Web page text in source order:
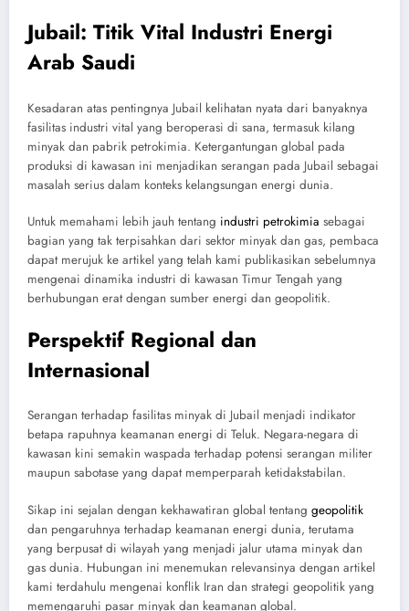
Jubail: Titik Vital Industri Energi
Arab Saudi
Kesadaran atas pentingnya Jubail kelihatan nyata dari banyaknya
fasilitas industri vital yang beroperasi di sana, termasuk kilang
minyak dan pabrik petrokimia. Ketergantungan global pada
produksi di kawasan ini menjadikan serangan pada Jubail sebagai
masalah serius dalam konteks kelangsungan energi dunia.
Untuk memahami lebih jauh tentang industri petrokimia sebagai
bagian yang tak terpisahkan dari sektor minyak dan gas, pembaca
dapat merujuk ke artikel yang telah kami publikasikan sebelumnya
mengenai dinamika industri di kawasan Timur Tengah yang
berhubungan erat dengan sumber energi dan geopolitik.
Perspektif Regional dan
Internasional
Serangan terhadap fasilitas minyak di Jubail menjadi indikator
betapa rapuhnya keamanan energi di Teluk. Negara-negara di
kawasan kini semakin waspada terhadap potensi serangan militer
maupun sabotase yang dapat memperparah ketidakstabilan.
Sikap ini sejalan dengan kekhawatiran global tentang geopolitik
dan pengaruhnya terhadap keamanan energi dunia, terutama
yang berpusat di wilayah yang menjadi jalur utama minyak dan
gas dunia. Hubungan ini menemukan relevansinya dengan artikel
kami terdahulu mengenai konflik Iran dan strategi geopolitik yang
memengaruhi pasar minyak dan keamanan global.